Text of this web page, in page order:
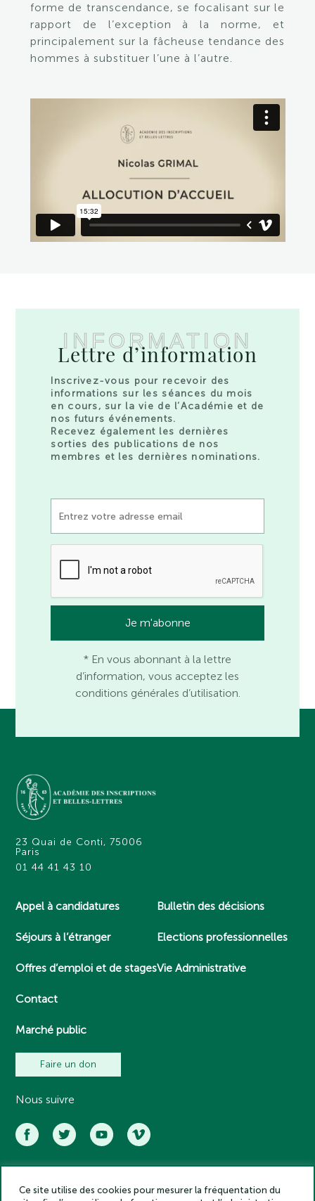
forme de transcendance, se focalisant sur le
rapport de l’exception à la norme, et
principalement sur la fâcheuse tendance des
hommes à substituer l’une à l’autre.
INFORMATION
Lettre d’information
Inscrivez-vous pour recevoir des
informations sur les séances du mois
en cours, sur la vie de l’Académie et de
nos futurs événements.
Recevez également les dernières
sorties des publications de nos
membres et les dernières nominations.
* En vous abonnant à la lettre
d’information, vous acceptez les
conditions générales d’utilisation.
23 Quai de Conti, 75006
Paris
01 44 41 43 10
Appel à candidatures
Séjours à l’étranger
Offres d’emploi et de stages
Contact
Marché public
Bulletin des décisions
Elections professionnelles
Vie Administrative
Faire un don
Nous suivre
Ce site utilise des cookies pour mesurer la fréquentation du